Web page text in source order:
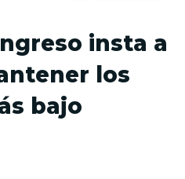
insta a
los
bajo